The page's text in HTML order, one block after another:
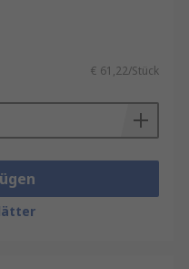
€ 61,22/Stück